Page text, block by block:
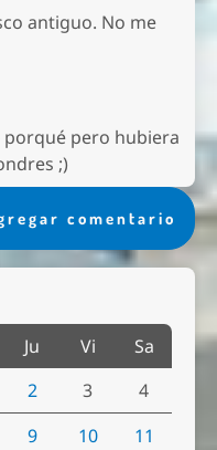
antiguo. No me
pero hubiera
;)
comentario
Ju Vi
Sa
2 3
4
9 10
11